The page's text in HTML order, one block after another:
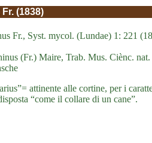
(1838)
Fr., Syst. mycol. (Lundae) 1: 221
(Fr.) Maire, Trab. Mus. Ciènc.
attinente alle cortine, per i
“come il collare di un cane”.